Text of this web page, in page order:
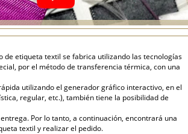
etiqueta textil se fabrica utilizando las tecnologías
por el método de transferencia térmica, con una
utilizando el generador gráfico interactivo, en el
regular, etc.), también tiene la posibilidad de
Por lo tanto, a continuación, encontrará una
textil y realizar el pedido.